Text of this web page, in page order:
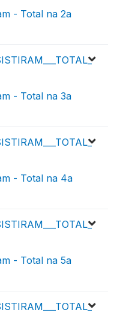
- Total na 2a
- Total na 3a
- Total na 4a
- Total na 5a